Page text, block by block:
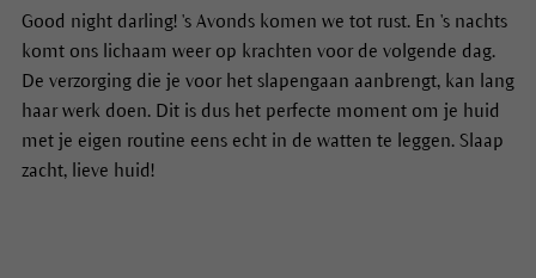
Good night darling! 's Avonds komen we tot rust. En 's nachts
komt ons lichaam weer op krachten voor de volgende dag.
De verzorging die je voor het slapengaan aanbrengt, kan lang
haar werk doen. Dit is dus het perfecte moment om je huid
met je eigen routine eens echt in de watten te leggen. Slaap
zacht, lieve huid!